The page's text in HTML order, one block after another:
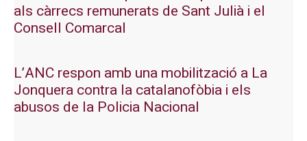
als càrrecs remunerats de Sant Julià i el
Consell Comarcal
L’ANC respon amb una mobilització a La
Jonquera contra la catalanofòbia i els
abusos de la Policia Nacional